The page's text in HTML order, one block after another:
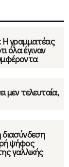
Η γραμματέας
όλα έγιναν
μεν τελευταία,
διασύνδεση
ψήφος
γαλλικής